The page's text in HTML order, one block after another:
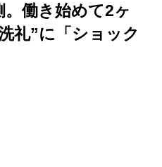
働き始めて2ヶ
礼”に「ショック